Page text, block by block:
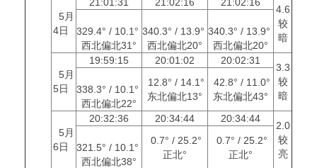
5月
4日
4.6
较
暗
329.4° / 10.1°
西北偏北31°
340.3° / 13.9°
西北偏北20°
340.3° / 13.9°
西北偏北20°
5月
5日
19:59:15 20:01:02 20:02:31
3.3
较
暗
338.3° / 10.1°
西北偏北22°
12.8° / 14.1°
东北偏北13°
42.8° / 11.0°
东北偏北43°
5月
6日
20:32:36 20:34:44 20:34:44
2.0
较
亮
321.5° / 10.1°
西北偏北38°
0.7° / 25.2°
正北°
0.7° / 25.2°
正北°